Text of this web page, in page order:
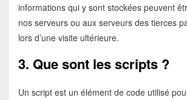
informations qui y sont stockées peuvent
nos serveurs ou aux serveurs des tierces
lors d’une visite ultérieure.
3. Que sont les scripts ?
Un script est un élément de code utilisé